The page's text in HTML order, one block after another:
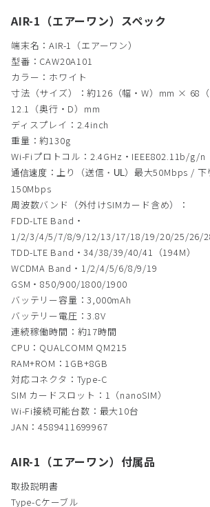
AIR-1（エアーワン）スペック
端末名：AIR-1（エアーワン）
型番：CAW20A101
カラー：ホワイト
寸法（サイズ）：約126（幅・W）mm × 68
12.1（奥行・D）mm
ディスプレイ：2.4inch
重量：約130g
Wi-Fiプロトコル：2.4GHz・IEEE802.11b/g/n
通信速度 ：上り（送信 ・UL）最大50Mbps / 下
150Mbps
周波数バンド（外付けSIMカード含め）：
FDD-LTE Band・
1/2/3/4/5/7/8/9/12/13/17/18/19/20/25/26/
TDD-LTE Band・34/38/39/40/41（194M）
WCDMA Band・1/2/4/5/6/8/9/19
GSM・850/900/1800/1900
バッテリー容量：3,000mAh
バッテリー電圧：3.8V
連続稼働時間：約17時間
CPU：QUALCOMM QM215
RAM+ROM：1GB+8GB
対応コネクタ：Type-C
SIM カードスロット：1（nanoSIM）
Wi-Fi接続可能台数：最大10台
JAN：4589411699967
AIR-1（エアーワン）付属品
取扱説明書
Type-Cケーブル